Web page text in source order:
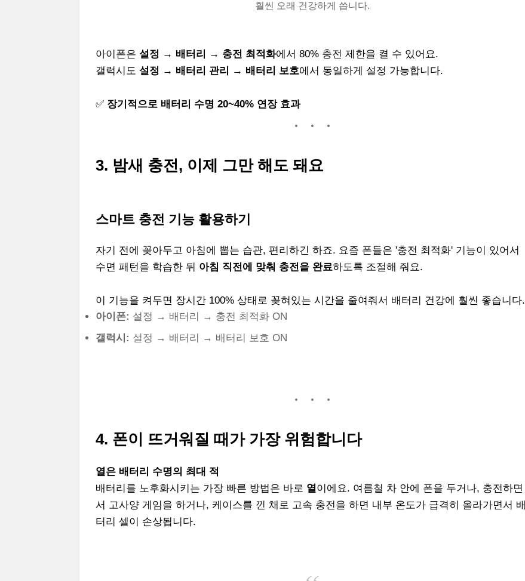
훨씬 오래 건강하게 씁니다.
아이폰은 설정 → 배터리 → 충전 최적화에서 80% 충전 제한을 켤 수 있어요.
갤럭시도 설정 → 배터리 관리 → 배터리 보호에서 동일하게 설정 가능합니다.
✅ 장기적으로 배터리 수명 20~40% 연장 효과
3. 밤새 충전, 이제 그만 해도 돼요
스마트 충전 기능 활용하기
자기 전에 꽂아두고 아침에 뽑는 습관, 편리하긴 하죠. 요즘 폰들은 '충전 최적화' 기능이 있어서
수면 패턴을 학습한 뒤 아침 직전에 맞춰 충전을 완료하도록 조절해 줘요.
이 기능을 켜두면 장시간 100% 상태로 꽂혀있는 시간을 줄여줘서 배터리 건강에 훨씬 좋습니다.
아이폰: 설정 → 배터리 → 충전 최적화 ON
갤럭시: 설정 → 배터리 → 배터리 보호 ON
4. 폰이 뜨거워질 때가 가장 위험합니다
열은 배터리 수명의 최대 적
배터리를 노후화시키는 가장 빠른 방법은 바로 열이에요. 여름철 차 안에 폰을 두거나, 충전하면
서 고사양 게임을 하거나, 케이스를 낀 채로 고속 충전을 하면 내부 온도가 급격히 올라가면서 배
터리 셀이 손상됩니다.